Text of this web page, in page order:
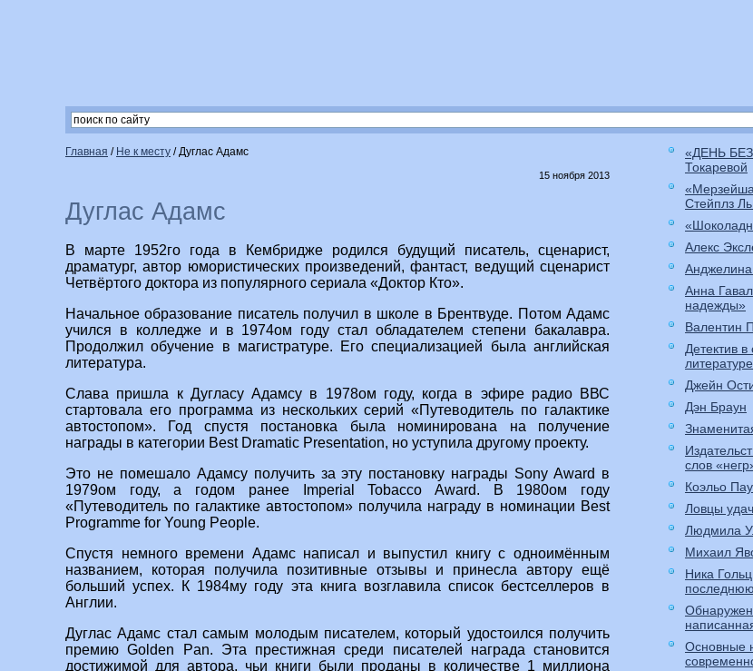
Главная / Не к месту /Дуглас Адамс
15 ноября 2013
Дуглас Адамс
В марте 1952го года в Кембридже родился будущий писатель, сценарист,
драматург, автор юмористических произведений, фантаст, ведущий сценарист
Четвёртого доктора из популярного сериала «Доктор Кто».
Начальное образование писатель получил в школе в Брентвуде. Потом Адамс
учился в колледже и в 1974ом году стал обладателем степени бакалавра.
Продолжил обучение в магистратуре. Его специализацией была английская
литература.
Слава пришла к Дугласу Адамсу в 1978ом году, когда в эфире радио ВВС
стартовала его программа из нескольких серий «Путеводитель по галактике
автостопом». Год спустя постановка была номинирована на получение
награды в категории Best Dramatic Presentation, но уступила другому проекту.
Это не помешало Адамсу получить за эту постановку награды Sony Award в
1979ом году, а годом ранее Imperial Tobacco Award. В 1980ом году
«Путеводитель по галактике автостопом» получила награду в номинации Best
Programme for Young People.
Спустя немного времени Адамс написал и выпустил книгу с одноимённым
названием, которая получила позитивные отзывы и принесла автору ещё
больший успех. К 1984му году эта книга возглавила список бестселлеров в
Англии.
Дуглас Адамс стал самым молодым писателем, который удостоился получить
премию Golden Pan. Эта престижная среди писателей награда становится
достижимой для автора, чьи книги были проданы в количестве 1 миллиона
«ДЕНЬ
Токаревой
Стейплз
Алекс
Анна
надежды»
Валентин
Детектив
Джейн
Дэн Браун
слов
Коэльо
Ловцы
Людмила
Михаил
Ника
Основные